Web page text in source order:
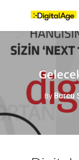
content
By Burcu